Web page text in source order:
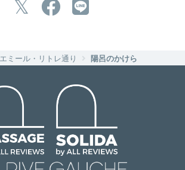
エミール・リトレ通り 陽呂のかけら